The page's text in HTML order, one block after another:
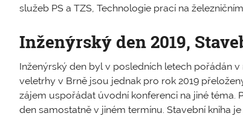
služeb PS a TZS, Technologie prací na
Inženýrský den 2019,
Inženýrský den byl v posledních letech pořádán
veletrhy v Brně jsou jednak pro rok 2019
zájem uspořádat úvodní konferenci na jiné
den samostatně v jiném termínu. Stavební kniha